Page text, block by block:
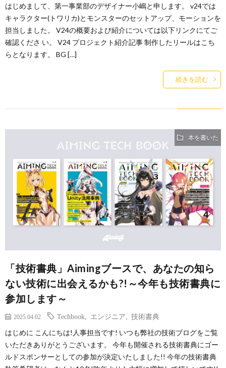
はじめまして、第一事業部のデザイナー小嶋と申します。 v24では
キャラクター(トワリカ)とモンスターのセットアップ、モーションを
担当しました。 V24の概要および紹介については以下リンクにてご
確認くださ い。 V24 プロジェクト紹介記事 制作したリールはこち
らとなります。 BG […]
続きを読む
本を書いた
「技術書典」Aimingブースで、あなたの知ら
ない技術に出会えるかも?!～今年も技術書典に
参加します～
2025.04.02 Techbook エンジニア 技術書典
はじめに こんにちは!人事担当です! いつも弊社の技術ブログをご覧
いただきありがとうございます。 今年も開催される技術書典にゴー
ルドスポンサーとしての参加が決定いたしました!! 今年の技術書典